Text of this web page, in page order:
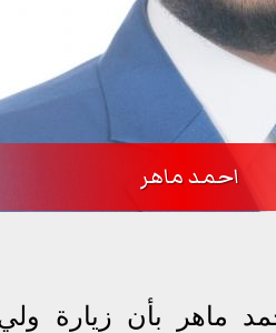
احمد ماهر
ماهر بأن زيارة